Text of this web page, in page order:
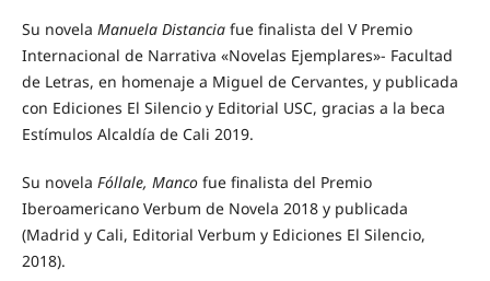
Su novela Manuela Distancia fue finalista del V Premio
Internacional de Narrativa «Novelas Ejemplares»- Facultad
de Letras, en homenaje a Miguel de Cervantes, y publicada
con Ediciones El Silencio y Editorial USC, gracias a la beca
Estímulos Alcaldía de Cali 2019.
Su novela Fóllale, Manco fue finalista del Premio
Iberoamericano Verbum de Novela 2018 y publicada
(Madrid y Cali, Editorial Verbum y Ediciones El Silencio,
2018).